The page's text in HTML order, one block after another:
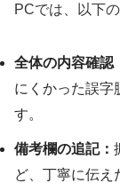
PCでは、以下
全体の内容確認
にくかった誤字
す。
備考欄の追記：
ど、丁寧に伝え